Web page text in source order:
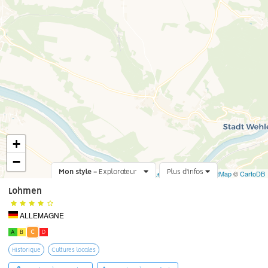
Mon style - Explorateur Plus d'infos
+
−
Leaflet|©OpenStreetMap©CartoDB
Lohmen
ALLEMAGNE
A B C D
Historique Cultures locales